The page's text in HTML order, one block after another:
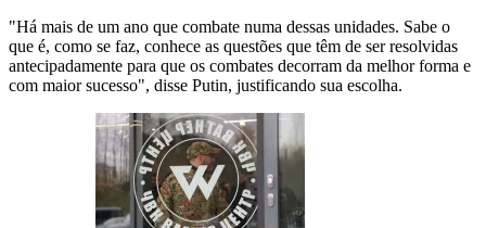
"Há mais de um ano que combate numa dessas unidades. Sabe o
que é, como se faz, conhece as questões que têm de ser resolvidas
antecipadamente para que os combates decorram da melhor forma e
com maior sucesso", disse Putin, justificando sua escolha.